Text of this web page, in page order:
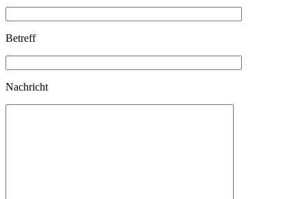
Betreff
Nachricht